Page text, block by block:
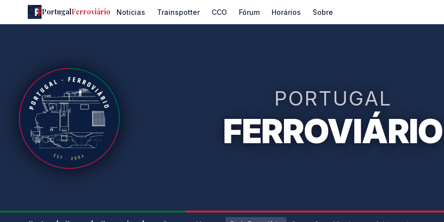
PortugalFerroviário Noticias Trainspotter CCO Fórum Horários Sobre
PORTUGAL
FERROVIÁRIO